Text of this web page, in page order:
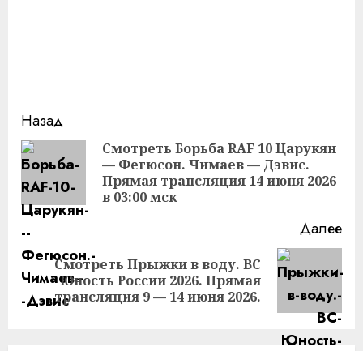
Продолжить
чтение
Назад
Смотреть Борьба RAF 10 Царукян
— Фегюсон. Чимаев — Дэвис.
Прямая трансляция 14 июня 2026
в 03:00 мск
Далее
Следующая
запись:
Смотреть Прыжки в воду. ВС
Юность России 2026. Прямая
трансляция 9 — 14 июня 2026.